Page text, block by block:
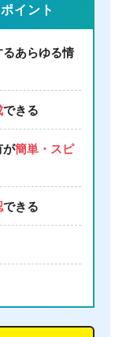
イント
あらゆる情
できる
が簡単・スピ
できる